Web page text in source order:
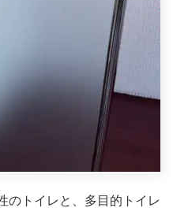
のトイレと、多目的トイレ